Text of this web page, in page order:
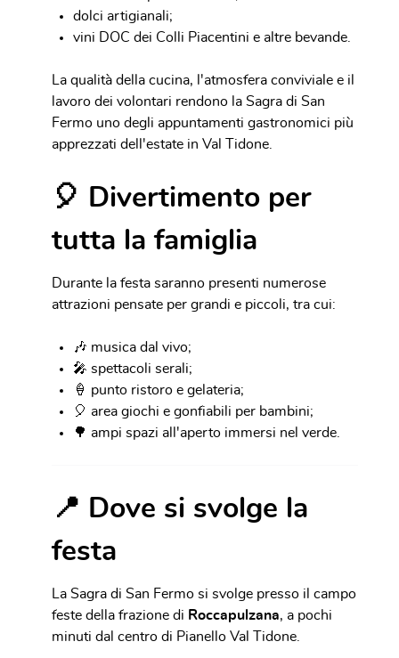
dolci artigianali;
vini DOC dei Colli Piacentini e altre bevande.
La qualità della cucina, l'atmosfera conviviale e il
lavoro dei volontari rendono la Sagra di San
Fermo uno degli appuntamenti gastronomici più
apprezzati dell'estate in Val Tidone.
🎈 Divertimento per
tutta la famiglia
Durante la festa saranno presenti numerose
attrazioni pensate per grandi e piccoli, tra cui:
🎶 musica dal vivo;
🎤 spettacoli serali;
🍦 punto ristoro e gelateria;
🎈 area giochi e gonfiabili per bambini;
🌳 ampi spazi all'aperto immersi nel verde.
📍 Dove si svolge la
festa
La Sagra di San Fermo si svolge presso il campo
feste della frazione di Roccapulzana, a pochi
minuti dal centro di Pianello Val Tidone.